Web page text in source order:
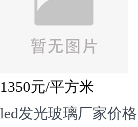
1350元/平方米
led发光玻璃厂家价格